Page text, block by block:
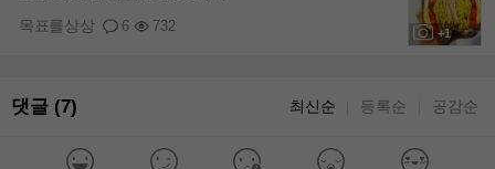
+1
6 732
목표를상상
댓글 (7) 최신순 등록순 공감순